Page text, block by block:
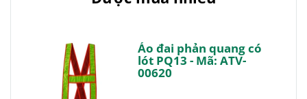
Áo đai phản quang có
lót PQ13 - Mã: ATV-
00620